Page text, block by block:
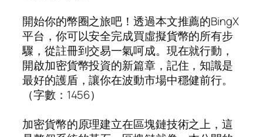
開始你的幣圈之旅吧！透過本文推薦的BingX
平台，你可以安全完成買虛擬貨幣的所有步
驟，從註冊到交易一氣呵成。現在就行動，
開啟加密貨幣投資的新篇章，記住，知識是
最好的護盾，讓你在波動市場中穩健前行。
（字數：1456）
加密貨幣的原理建立在區塊鏈技術之上，這